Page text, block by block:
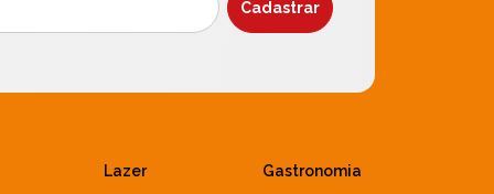
Lazer Gastronomia